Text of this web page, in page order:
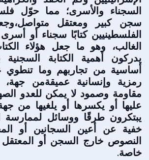
السجناء والأسرى؛ مما حوّل
سجن كبير ومعتقل
الفلسطينيين كتابًا سجناء أو
الغالب، وهو ما جعل هؤلاء
يدركون أهمية الكتابة السجنية
أساسية من تجاربهم وما تنطوي
رمزية وإنسانية عميقةمن جهة،
مقاومة وصمود لا يمكن للعدو
عليها أو يكسرها أو يلغيها من
يبتكرون طرقًا ووسائل لممارسة
خفية عن أعين السجانين أو
النصوص خارج السجن أو المعتقل
خاصة.